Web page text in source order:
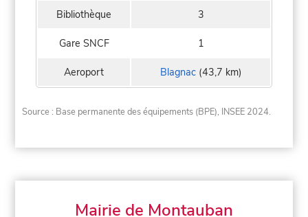
Bibliothèque 3
Gare SNCF 1
Aeroport Blagnac(43,7 km)
Source : Base permanente des équipements (BPE), INSEE 2024.
Mairie de Montauban